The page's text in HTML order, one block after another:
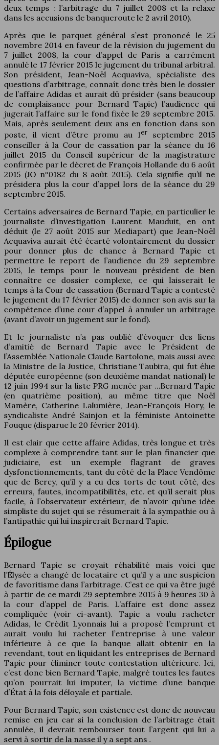
deux temps : l’arbitrage du 7 juillet 2008 et la relaxe
dans les accusions de banqueroute le 2 avril 2010).
Après que le parquet général s’est prononcé le 25
novembre 2014 en faveur de la révision du jugement du
7 juillet 2008, la cour d’appel de Paris a carrément
annulé le 17 février 2015 le jugement du tribunal arbitral.
Son président, Jean-Noël Acquaviva, spécialiste des
questions d’arbitrage, connaît donc très bien le dossier
de l’affaire Adidas et aurait dû présider (sans beaucoup
de complaisance pour Bernard Tapie) l’audience qui
jugerait l’affaire sur le fond fixée le 29 septembre 2015.
Mais, après seulement deux ans en fonction dans son
poste, il vient d’être promu au 1erseptembre 2015
conseiller à la Cour de cassation par la séance du 16
juillet 2015 du Conseil supérieur de la magistrature
confirmée par le décret de François Hollande du 6 août
2015 (JO n°0182 du 8 août 2015). Cela signifie qu’il ne
présidera plus la cour d’appel lors de la séance du 29
septembre 2015.
Certains adversaires de Bernard Tapie, en particulier le
journaliste d’investigation Laurent Mauduit, en ont
déduit (le 27 août 2015 sur Mediapart) que Jean-Noël
Acquaviva aurait été écarté volontairement du dossier
pour donner plus de chance à Bernard Tapie et
permettre le report de l’audience du 29 septembre
2015, le temps pour le nouveau président de bien
connaître ce dossier complexe, ce qui laisserait le
temps à la Cour de cassation (Bernard Tapie a contesté
le jugement du 17 février 2015) de donner son avis sur la
compétence d’une cour d’appel à annuler un arbitrage
(avant d’avoir un jugement sur le fond).
Et le journaliste n’a pas oublié d’évoquer des liens
d’amitié de Bernard Tapie avec le Président de
l’Assemblée Nationale Claude Bartolone, mais aussi avec
la Ministre de la Justice, Christiane Taubira, qui fut élue
députée européenne (son deuxième mandat national) le
12 juin 1994 sur la liste PRG menée par …Bernard Tapie
(en quatrième position), au même titre que Noël
Mamère, Catherine Lalumière, Jean-François Hory, le
syndicaliste André Sainjon et la féministe Antoinette
Fouque (disparue le 20 février 2014).
Il est clair que cette affaire Adidas, très longue et très
complexe à comprendre tant sur le plan financier que
judiciaire, est un exemple flagrant de graves
dysfonctionnements, tant du côté de la Place Vendôme
que de Bercy, qu’il y a eu des torts de tout côté, des
erreurs, fautes, incompatibilités, etc. et qu’il serait plus
facile, à l’observateur extérieur, de n’avoir qu’une idée
simpliste du sujet qui se résumerait à la sympathie ou à
l’antipathie qui lui inspirerait Bernard Tapie.
Épilogue
Bernard Tapie se croyait réhabilité mais voici que
l’Élysée a changé de locataire et qu’il y a une suspicion
de favoritisme dans l’arbitrage. C’est ce qui va être jugé
à partir de ce mardi 29 septembre 2015 à 9 heures 30 à
la cour d’appel de Paris. L’affaire est donc assez
compliquée (voir ci-avant). Tapie a voulu racheter
Adidas, le Crédit Lyonnais lui a proposé l’emprunt et
aurait voulu lui racheter l’entreprise à une valeur
inférieure à ce que la banque allait obtenir en la
revendant, tout en liquidant les entreprises de Bernard
Tapie pour éliminer toute contestation ultérieure. Ici,
c’est donc bien Bernard Tapie, malgré toutes les fautes
qu’on pourrait lui imputer, la victime d’une banque
d’État à la fois déloyale et partiale.
Pour Bernard Tapie, son existence est donc de nouveau
remise en jeu car si la conclusion de l’arbitrage était
annulée, il devrait rembourser tout l’argent qui lui a
servi à sortir de la nasse il y a sept ans .